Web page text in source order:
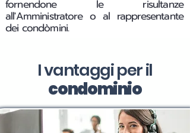
fornendone le risultanze
all'Amministratore o al rappresentante
dei condòmini.
I vantaggi per il
condominio